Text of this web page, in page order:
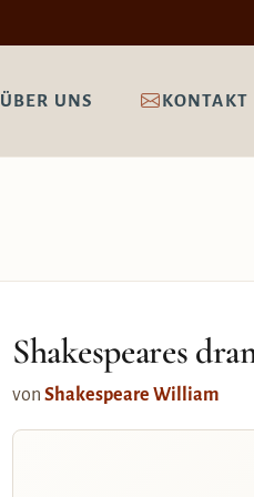
ÜBER UNS KONTAKT
Shakespeares
von Shakespeare William